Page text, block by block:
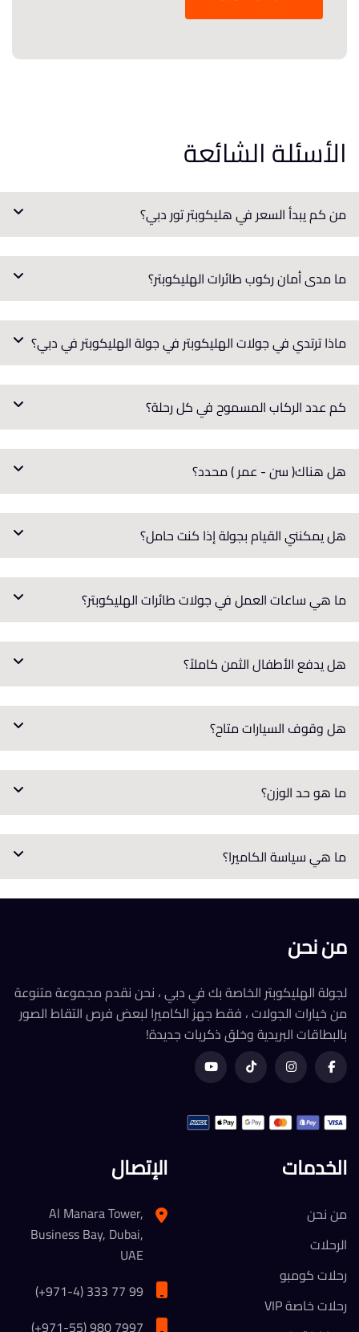
الأسئلة الشائعة
من كم يبدأ السعر في هليكوبتر تور دبي؟
ما مدى أمان ركوب طائرات الهليكوبتر؟
ماذا ترتدي في جولات الهليكوبتر في جولة الهليكوبتر في دبي؟
كم عدد الركاب المسموح في كل رحلة؟
هل هناك( سن - عمر ) محدد؟
هل يمكنني القيام بجولة إذا كنت حامل؟
ما هي ساعات العمل في جولات طائرات الهليكوبتر؟
هل يدفع الأطفال الثمن كاملاً؟
هل وقوف السيارات متاح؟
ما هو حد الوزن؟
ما هي سياسة الكاميرا؟
من نحن
لجولة الهليكوبتر الخاصة بك في دبي ، نحن نقدم مجموعة متنوعة
من خيارات الجولات ، فقط جهز الكاميرا لبعض فرص التقاط الصور
بالبطاقات البريدية وخلق ذكريات جديدة!
الخدمات
من نحن
الرحلات
رحلات كومبو
رحلات خاصة VIP
الإتصال
Al Manara Tower,
Business Bay, Dubai,
UAE
(+971-4) 333 77 99
(+971-55) 980 7997